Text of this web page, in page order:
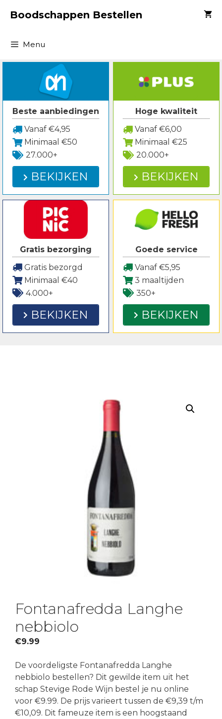
naarBoodschappen Bestellen
Menu
Beste aanbiedingen
Vanaf €4,95
Minimaal €50
27.000+
BEKIJKEN
Hoge kwaliteit
Vanaf €6,00
Minimaal €25
20.000+
BEKIJKEN
Gratis bezorging
Gratis bezorgd
Minimaal €40
4.000+
BEKIJKEN
Goede service
Vanaf €5,95
3 maaltijden
350+
BEKIJKEN
Fontanafredda Langhe
nebbiolo
€9.99
De voordeligste Fontanafredda Langhe
nebbiolo bestellen? Dit gewilde item uit het
schap Stevige Rode Wijn bestel je nu online
voor €9.99. De prijs varieert tussen de €9,39 t/m
€10,09. Dit fameuze item is een hoogstaand